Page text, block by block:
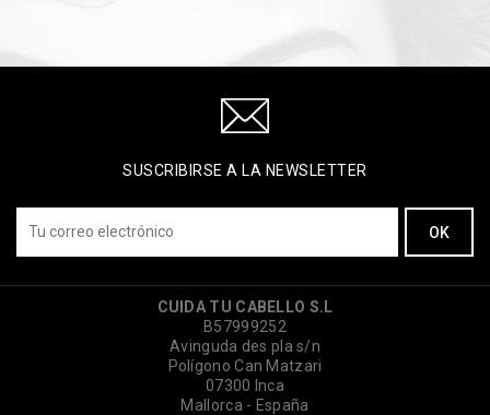
SUSCRIBIRSE A LA NEWSLETTER
CUIDA TU CABELLO S.L
B57999252
Avinguda des pla s/n
Polígono Can Matzari
07300 Inca
Mallorca - España